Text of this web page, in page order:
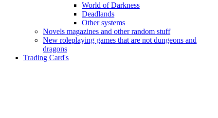
World of Darkness
Deadlands
Other systems
Novels magazines and other random stuff
New roleplaying games that are not dungeons and
dragons
Trading Card's